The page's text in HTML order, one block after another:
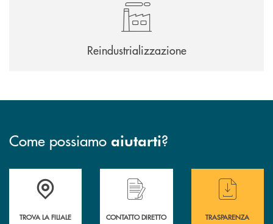
Reindustrializzazione
Come possiamo aiutarti?
Accedi all' elenco completo delle filiali
TROVA LA FILIALE
Hai bisogno di assistenza immediata ?
CONTATTO DIRETTO
Hai bisogno di
TRASPARENZA